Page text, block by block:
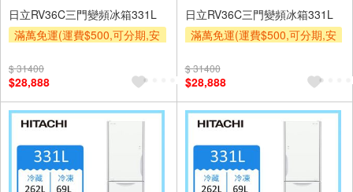
日立RV36C三門變頻冰箱331L
滿萬免運(運費$500,可分期,安
及使用6期以上分期0利率,需付
$ 31400
$28,888
日立RV36C三門變頻冰箱331L
滿萬免運(運費$500,可分期,安
及使用6期以上分期0利率,需付
$ 31400
$28,888